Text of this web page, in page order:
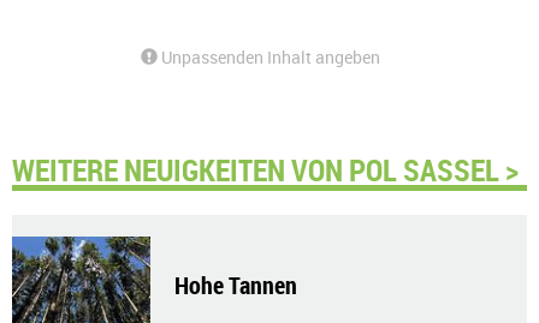
Unpassenden Inhalt angeben
WEITERE NEUIGKEITEN VON POL SASSEL >
Hohe Tannen